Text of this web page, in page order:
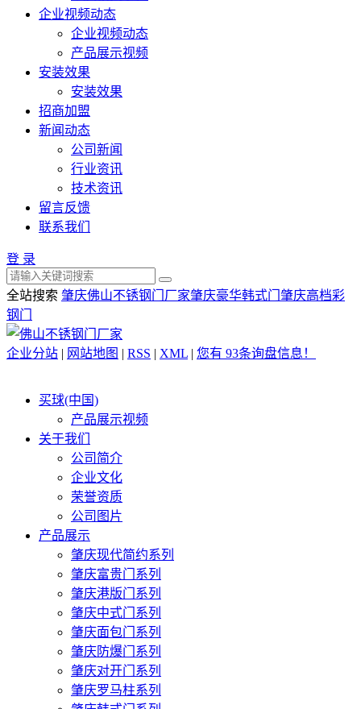
企业视频动态
企业视频动态
产品展示视频
安装效果
安装效果
招商加盟
新闻动态
公司新闻
行业资讯
技术资讯
留言反馈
联系我们
登 录
全站搜索 肇庆佛山不锈钢门厂家肇庆豪华韩式门 肇庆高档彩
钢门
企业分站 | 网站地图 | RSS | XML | 您有 93条询盘信息！
买球(中国)
产品展示视频
关于我们
公司简介
企业文化
荣誉资质
公司图片
产品展示
肇庆现代简约系列
肇庆富贵门系列
肇庆港版门系列
肇庆中式门系列
肇庆面包门系列
肇庆防爆门系列
肇庆对开门系列
肇庆罗马柱系列